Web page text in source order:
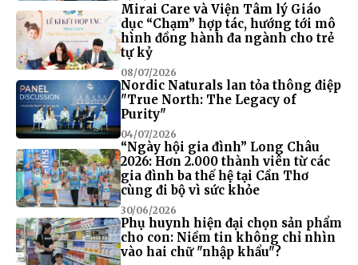
Mirai Care và Viện Tâm lý Giáo
dục “Chạm” hợp tác, hướng tới mô
hình đồng hành đa ngành cho trẻ
tự kỷ
08/07/2026
Nordic Naturals lan tỏa thông điệp
"True North: The Legacy of
Purity"
04/07/2026
“Ngày hội gia đình” Long Châu
2026: Hơn 2.000 thành viên từ các
gia đình ba thế hệ tại Cần Thơ
cùng đi bộ vì sức khỏe
30/06/2026
Phụ huynh hiện đại chọn sản phẩm
cho con: Niềm tin không chỉ nhìn
vào hai chữ "nhập khẩu"?